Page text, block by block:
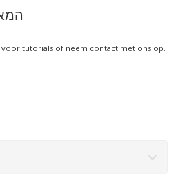
tutorials of neem contact met ons op.